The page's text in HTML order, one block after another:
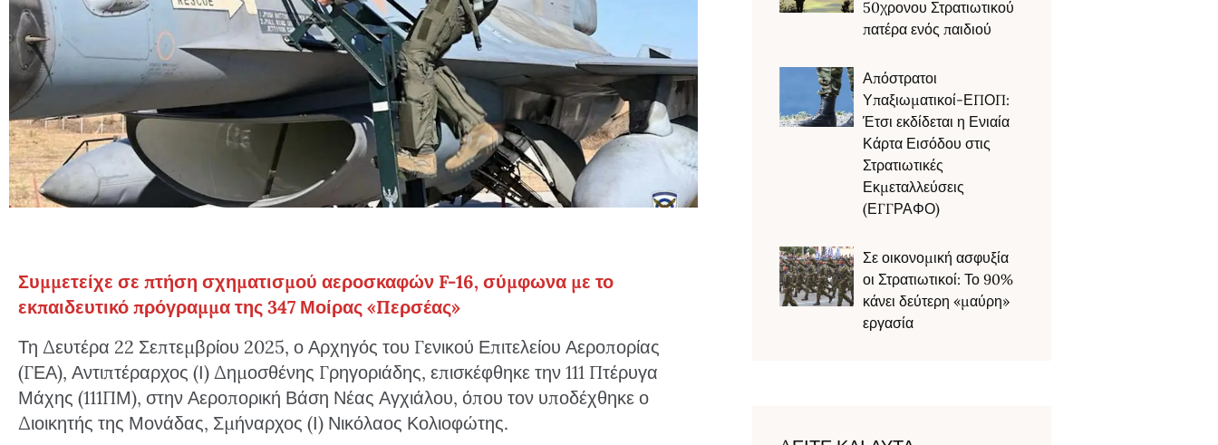
Συμμετείχε σε πτήση σχηματισμού αεροσκαφών F-16, σύμφωνα με το
εκπαιδευτικό πρόγραμμα της 347 Μοίρας «Περσέας»
Τη Δευτέρα 22 Σεπτεμβρίου 2025, ο Αρχηγός του Γενικού Επιτελείου Αεροπορίας
(ΓΕΑ), Αντιπτέραρχος (Ι) Δημοσθένης Γρηγοριάδης, επισκέφθηκε την 111 Πτέρυγα
Μάχης (111ΠΜ), στην Αεροπορική Βάση Νέας Αγχιάλου, όπου τον υποδέχθηκε ο
Διοικητής της Μονάδας, Σμήναρχος (Ι) Νικόλαος Κολιοφώτης.
50χρονου Στρατιωτικού
πατέρα ενός παιδιού
Απόστρατοι
Υπαξιωματικοί-ΕΠΟΠ:
Έτσι εκδίδεται η Ενιαία
Κάρτα Εισόδου στις
Στρατιωτικές
Εκμεταλλεύσεις
(ΕΓΓΡΑΦΟ)
Σε οικονομική ασφυξία
οι Στρατιωτικοί: Το 90%
κάνει δεύτερη «μαύρη»
εργασία